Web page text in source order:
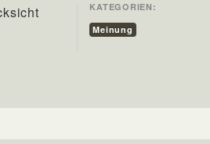
KATEGORIEN:
Meinung